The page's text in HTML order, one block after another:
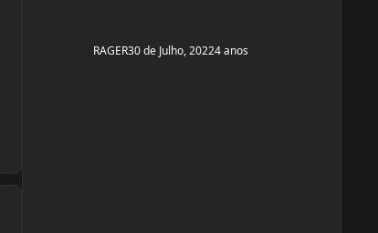
RAGER30 de Julho, 20224 anos